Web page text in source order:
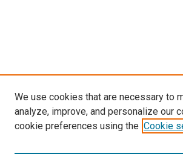
We use cookies that are necessary to
analyze, improve, and personalize our
cookie preferences using the Cookie